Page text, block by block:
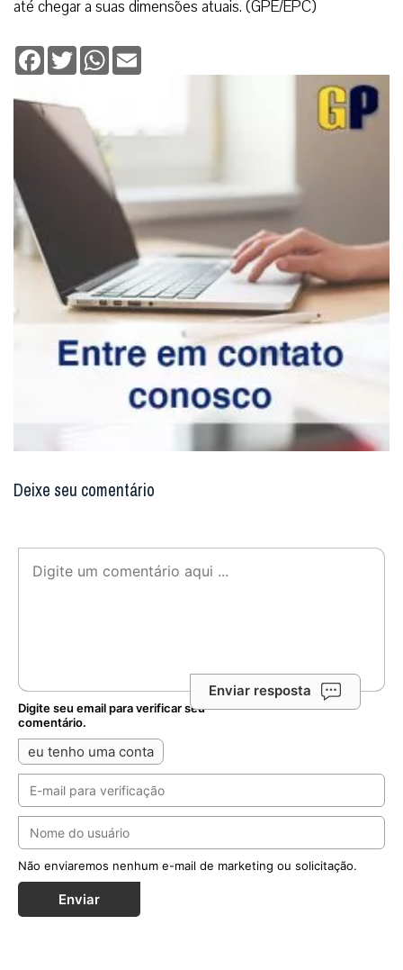
até chegar a suas dimensões atuais. (GPE/EPC)
Facebook
TwitterWhatsApp
Deixe seu comentário
Enviar resposta
Digite seu email para verificar seu
comentário.
eu tenho uma conta
Não enviaremos nenhum e-mail de marketing ou solicitação.
Enviar